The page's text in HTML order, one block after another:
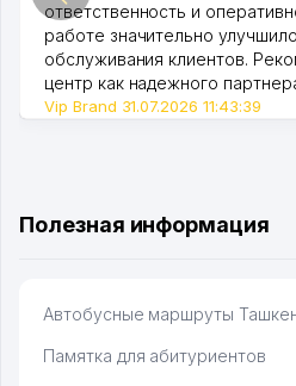
ответственность и
работе значительно
обслуживания клиентов.
центр как надежного
Vip Brand 31.07.2026 11:43:39
Полезная информация
Автобусные маршруты
Памятка для абитуриентов